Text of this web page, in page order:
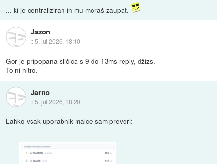
... ki je centraliziran in mu moraš zaupat.
Jazon
::5. jul 2026, 18:10
Gor je pripopana sličica s 9 do 13ms reply, džizs.
To ni hitro.
Jarno
:: 5. jul 2026, 18:20
Lahko vsak uporabnik malce sam preveri: